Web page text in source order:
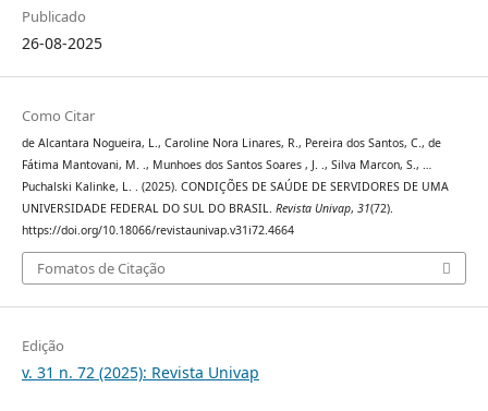
Publicado
26-08-2025
Como Citar
de Alcantara Nogueira, L., Caroline Nora Linares, R., Pereira dos Santos, C., de
Fátima Mantovani, M. ., Munhoes dos Santos Soares , J. ., Silva Marcon, S., …
Puchalski Kalinke, L. . (2025). CONDIÇÕES DE SAÚDE DE SERVIDORES DE UMA
UNIVERSIDADE FEDERAL DO SUL DO BRASIL. Revista Univap, 31(72).
https://doi.org/10.18066/revistaunivap.v31i72.4664
Fomatos de Citação
Edição
v. 31 n. 72 (2025): Revista Univap